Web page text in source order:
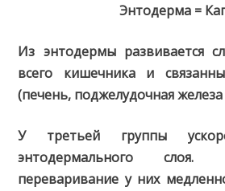
Энтодерма =
Из энтодермы развивается
всего кишечника и
(печень, поджелудочная железа
У третьей группы
энтодермального
переваривание у них